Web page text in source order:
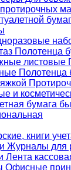
Полотенца
листовые
Полотенца
и
бумага
книги
Журналы для
Лента
Офисные